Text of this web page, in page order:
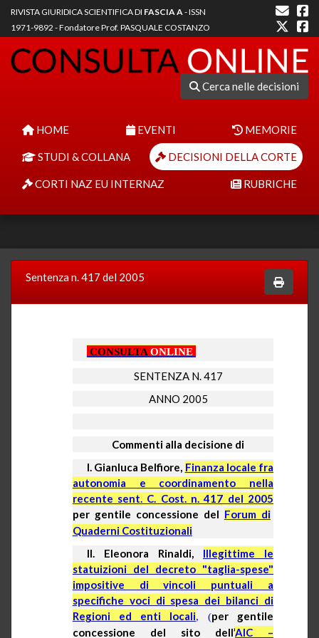
RIVISTA GIURIDICA SCIENTIFICA DI FASCIA A- ISSN
1971-9892 - Fondatore Prof. PASQUALE COSTANZO
Cerca nelle decisioni
HOME EVENTI MEMORIE
STUDI & COLLANA DECISIONI DELLA CORTE
CORTI NAZ EU INTERNAZ RUBRICHE
Sentenza n. 417 del 2005
CONSULTA ONLINE
SENTENZA N. 417
ANNO 2005
Commenti alla decisione di
I. Gianluca Belfiore, Finanza locale fra
autonomia e coordinamento nella
recente sent. C. Cost. n. 417 del 2005
per gentile concessione del Forum di
Quaderni Costituzionali
II. Eleonora Rinaldi, Illegittime le
statuizioni del decreto "taglia-spese"
impositive di vincoli puntuali a
specifiche voci di spesa dei bilanci di
Regioni ed enti locali, (per gentile
concessione del sito dell’AIC –